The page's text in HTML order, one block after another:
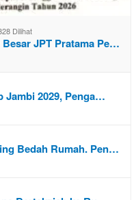
Dilihat
JPT Pratama Pe…
Jambi 2029, Penga…
Bedah Rumah. Pen…